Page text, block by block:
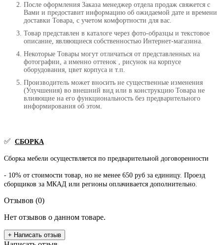
После оформления Заказа менеджер отдела продаж свяжется с
Вами и предоставит информацию об ожидаемой дате и времени
доставки Товара, с учетом комфортности для вас.
Товар представлен в каталоге через фото-образцы и текстовое
описание, являющиеся собственностью Интернет-магазина.
Некоторые Товары могут отличаться от представленных на
фотографии, а именно оттенок , рисунок на корпусе
оборудования, цвет корпуса и т.п.
Производитель может вносить не существенные изменения
(Улучшения) во внешний вид или в конструкцию Товара не
влияющие на его функциональность без предварительного
информирования об этом.
✅ СБОРКА
Сборка мебели осуществляется по предварительной договоренности
- 10% от стоимости товар, но не менее 650 руб за единицу. Проезд
сборщиков за МКАД или регионы оплачивается дополнительно.
Отзывов (0)
Нет отзывов о данном товаре.
+ Написать отзыв